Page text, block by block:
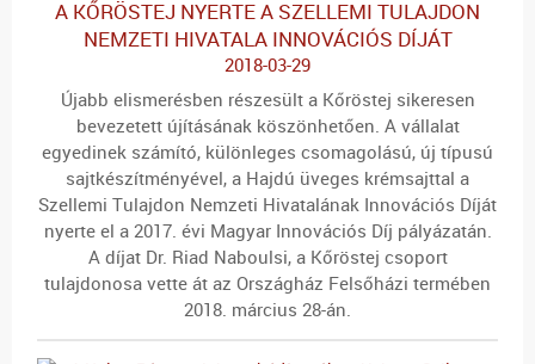
A KŐRÖSTEJ NYERTE A SZELLEMI TULAJDON
NEMZETI HIVATALA INNOVÁCIÓS DÍJÁT
2018-03-29
Újabb elismerésben részesült a Kőröstej sikeresen
bevezetett újításának köszönhetően. A vállalat
egyedinek számító, különleges csomagolású, új típusú
sajtkészítményével, a Hajdú üveges krémsajttal a
Szellemi Tulajdon Nemzeti Hivatalának Innovációs Díját
nyerte el a 2017. évi Magyar Innovációs Díj pályázatán.
A díjat Dr. Riad Naboulsi, a Kőröstej csoport
tulajdonosa vette át az Országház Felsőházi termében
2018. március 28-án.